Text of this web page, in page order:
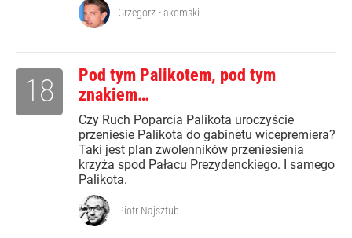
Grzegorz Łakomski
Pod tym Palikotem, pod tym
znakiem…
Czy Ruch Poparcia Palikota uroczyście
przeniesie Palikota do gabinetu wicepremiera?
Taki jest plan zwolenników przeniesienia
krzyża spod Pałacu Prezydenckiego. I samego
Palikota.
18
Piotr Najsztub